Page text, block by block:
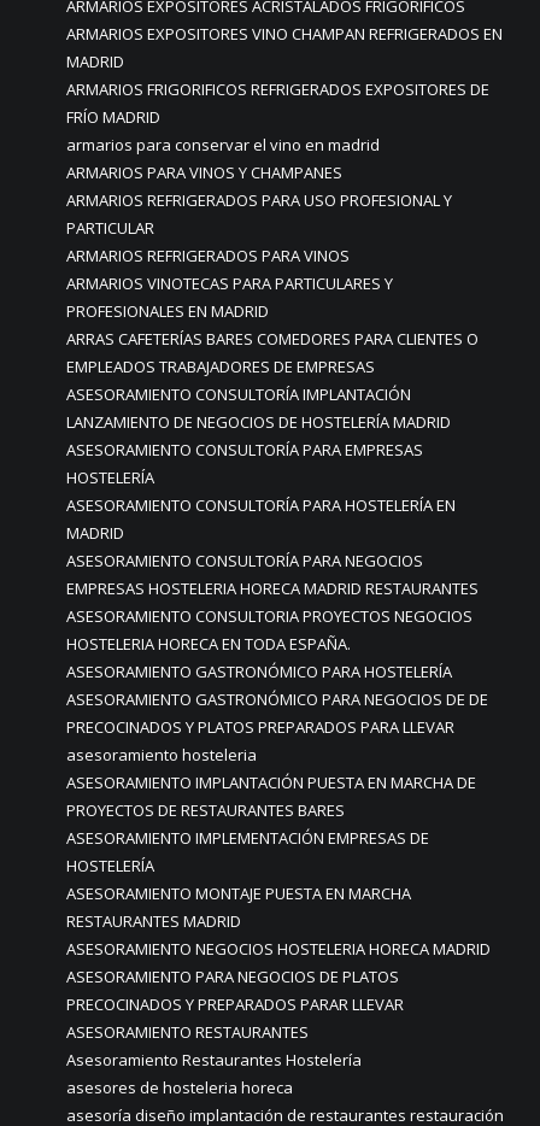
ARMARIOS EXPOSITORES ACRISTALADOS FRIGORIFICOS
ARMARIOS EXPOSITORES VINO CHAMPAN REFRIGERADOS EN
MADRID
ARMARIOS FRIGORIFICOS REFRIGERADOS EXPOSITORES DE
FRÍO MADRID
armarios para conservar el vino en madrid
ARMARIOS PARA VINOS Y CHAMPANES
ARMARIOS REFRIGERADOS PARA USO PROFESIONAL Y
PARTICULAR
ARMARIOS REFRIGERADOS PARA VINOS
ARMARIOS VINOTECAS PARA PARTICULARES Y
PROFESIONALES EN MADRID
ARRAS CAFETERÍAS BARES COMEDORES PARA CLIENTES O
EMPLEADOS TRABAJADORES DE EMPRESAS
ASESORAMIENTO CONSULTORÍA IMPLANTACIÓN
LANZAMIENTO DE NEGOCIOS DE HOSTELERÍA MADRID
ASESORAMIENTO CONSULTORÍA PARA EMPRESAS
HOSTELERÍA
ASESORAMIENTO CONSULTORÍA PARA HOSTELERÍA EN
MADRID
ASESORAMIENTO CONSULTORÍA PARA NEGOCIOS
EMPRESAS HOSTELERIA HORECA MADRID RESTAURANTES
ASESORAMIENTO CONSULTORIA PROYECTOS NEGOCIOS
HOSTELERIA HORECA EN TODA ESPAÑA.
ASESORAMIENTO GASTRONÓMICO PARA HOSTELERÍA
ASESORAMIENTO GASTRONÓMICO PARA NEGOCIOS DE DE
PRECOCINADOS Y PLATOS PREPARADOS PARA LLEVAR
asesoramiento hosteleria
ASESORAMIENTO IMPLANTACIÓN PUESTA EN MARCHA DE
PROYECTOS DE RESTAURANTES BARES
ASESORAMIENTO IMPLEMENTACIÓN EMPRESAS DE
HOSTELERÍA
ASESORAMIENTO MONTAJE PUESTA EN MARCHA
RESTAURANTES MADRID
ASESORAMIENTO NEGOCIOS HOSTELERIA HORECA MADRID
ASESORAMIENTO PARA NEGOCIOS DE PLATOS
PRECOCINADOS Y PREPARADOS PARAR LLEVAR
ASESORAMIENTO RESTAURANTES
Asesoramiento Restaurantes Hostelería
asesores de hosteleria horeca
asesoría diseño implantación de restaurantes restauración